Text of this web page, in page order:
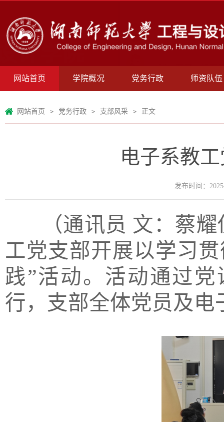
网站首页 学院概况 党务行政 师资队伍
网站首页 > 党务行政 > 支部风采 > 正文
电子系教
发布时间：
（通讯员 文：蔡耀
工党支部开展以学习
践”活动。活动通过
行，支部全体党员及